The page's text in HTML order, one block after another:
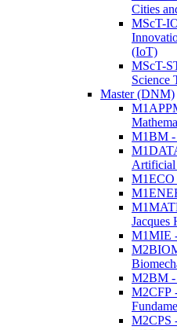
Cities
MScT-
(IoT)
MScT-
Science
Master (DNM)
M1BM -
Artificial
M1ECO
Jacques
M1MIE
M2BM -
M2CFP
M2CPS